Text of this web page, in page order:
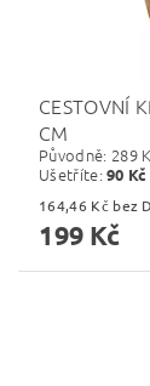
CESTOVNÍ
CM
Původně: 289
Ušetříte:90
164,46 Kč
199 Kč